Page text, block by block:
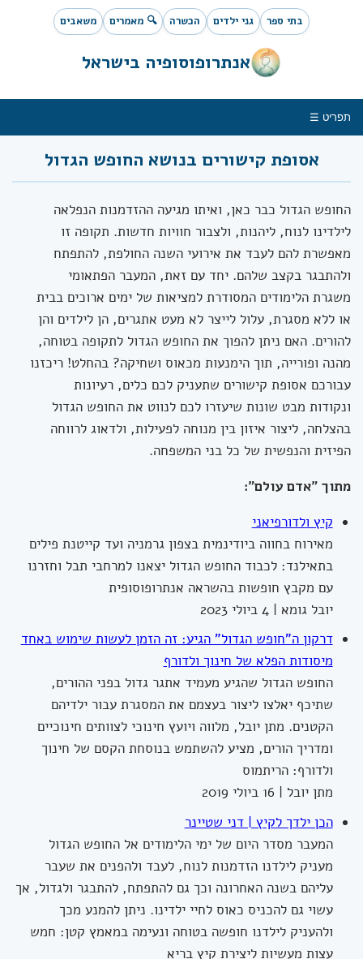
בתי ספר גני ילדים הכשרה 🔍 מאמרים משאבים
אנתרופוסופיה בישראל
תפריט ☰
אסופת קישורים בנושא החופש הגדול
החופש הגדול כבר כאן, ואיתו מגיעה ההזדמנות הנפלאה
לילדינו לנוח, ליהנות, ולצבור חוויות חדשות. תקופה זו
מאפשרת להם לעבד את אירועי השנה החולפת, להתפתח
ולהתבגר בקצב שלהם. יחד עם זאת, המעבר הפתאומי
משגרת הלימודים המסודרת למציאות של ימים ארוכים בבית
או ללא מסגרת, עלול לייצר לא מעט אתגרים, הן לילדים והן
להורים. האם ניתן להפוך את החופש הגדול לתקופה בטוחה,
מהנה ופורייה, תוך הימנעות מכאוס ושחיקה? בהחלט! ריכזנו
עבורכם אסופת קישורים שתעניק לכם כלים, רעיונות
ונקודות מבט שונות שיעזרו לכם לנווט את החופש הגדול
בהצלחה, ליצור איזון בין מנוחה לפעילות, ולדאוג לרווחה
הפיזית והנפשית של כל בני המשפחה.
מתוך "אדם עולם":
קיץ ולדורפיאני
מאירוח בחווה ביודינמית בצפון גרמניה ועד קייטנת פילים
בתאילנד: לכבוד החופש הגדול יצאנו למרחבי תבל וחזרנו
עם מקבץ חופשות בהשראה אנתרופוסופית
יובל גומא | 4 ביולי 2023
דרקון ה"חופש הגדול" הגיע: זה הזמן לעשות שימוש באחד
מיסודות הפלא של חינוך ולדורף
החופש הגדול שהגיע מעמיד אתגר גדול בפני ההורים,
שתיכף יאלצו ליצור בעצמם את המסגרת עבור ילדיהם
הקטנים. מתן יובל, מלווה ויועץ חינוכי לצוותים חינוכיים
ומדריך הורים, מציע להשתמש בנוסחת הקסם של חינוך
ולדורף: הריתמוס
מתן יובל | 16 ביולי 2019
הכן ילדך לקיץ | דני שטיינר
המעבר מסדר היום של ימי הלימודים אל החופש הגדול
מעניק לילדנו הזדמנות לנוח, לעבד ולהפנים את שעבר
עליהם בשנה האחרונה וכך גם להתפתח, להתבגר ולגדול, אך
עשוי גם להכניס כאוס לחיי ילדינו. ניתן להמנע מכך
ולהעניק לילדנו חופשה בטוחה ונעימה במאמץ קטן: חמש
עצות מעשיות ליצירת קיץ בריא